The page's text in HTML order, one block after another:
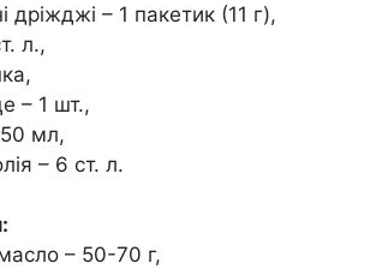
дріжджі – 1 пакетик (11 г),
л.,
– 1 шт.,
мл,
– 6 ст. л.
– 50-70 г,